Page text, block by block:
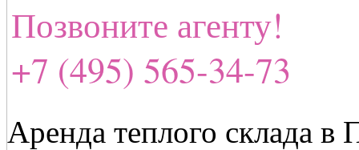
Позвоните агенту!
+7 (495) 565-34-73
Аренда теплого склада в